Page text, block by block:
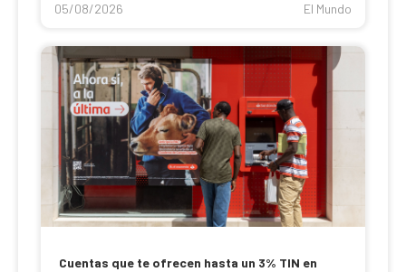
05/08/2026 El Mundo
Cuentas que te ofrecen hasta un 3% TIN en